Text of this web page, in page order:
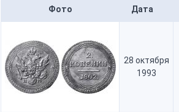
Фото Дата
28 октября
1993